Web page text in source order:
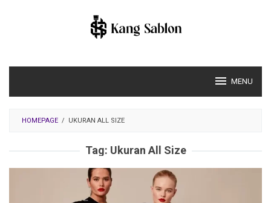
MENU
HOMEPAGE / UKURAN ALL SIZE
Tag: Ukuran All Size